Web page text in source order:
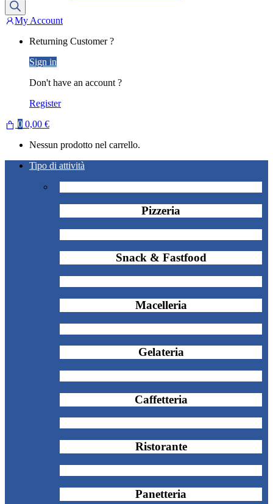
My Account
Returning Customer ?
Sign in
Don't have an account ?
Register
0 0,00 €
Nessun prodotto nel carrello.
Tipo di attività
Pizzeria
Snack & Fastfood
Macelleria
Gelateria
Caffetteria
Ristorante
Panetteria